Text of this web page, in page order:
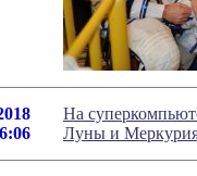
На
Луны и